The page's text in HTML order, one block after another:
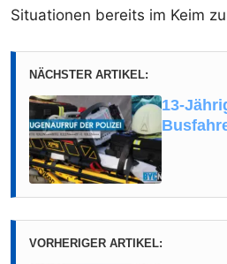
Situationen bereits im Keim
NÄCHSTER ARTIKEL:
13-
VORHERIGER ARTIKEL: